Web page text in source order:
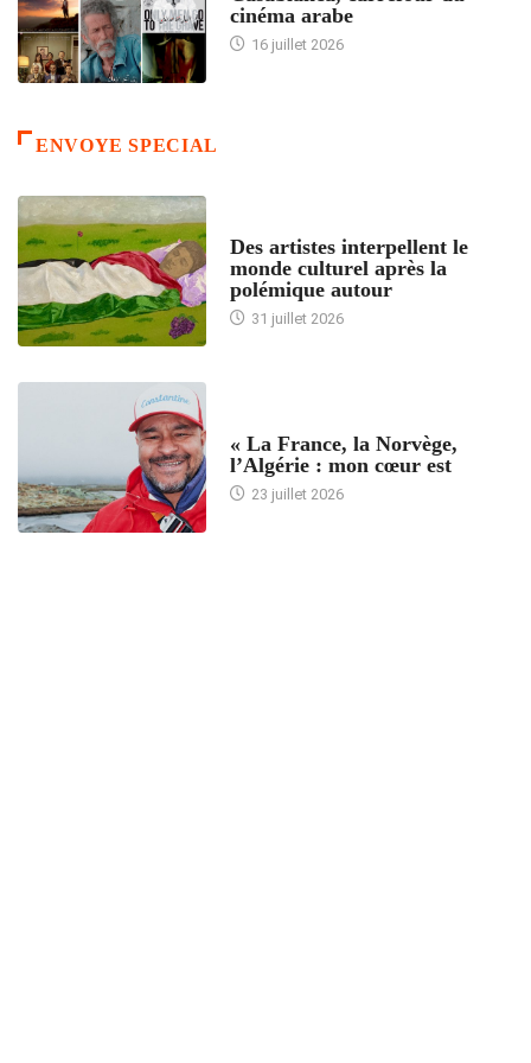
cinéma arabe
16 juillet 2026
ENVOYE SPECIAL
Des artistes interpellent le
monde culturel après la
polémique autour
31 juillet 2026
« La France, la Norvège,
l’Algérie : mon cœur est
23 juillet 2026